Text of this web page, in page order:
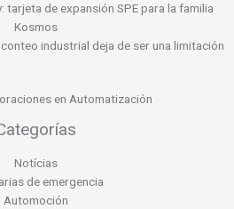
tarjeta de expansión SPE para la familia
Kosmos
industrial deja de ser una limitación
en Automatización
Notícias
de emergencia
Automoción